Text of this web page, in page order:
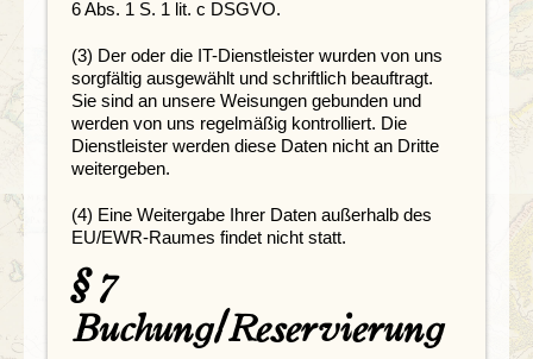
6 Abs. 1 S. 1 lit. c DSGVO.
(3) Der oder die IT-Dienstleister wurden von uns
sorgfältig ausgewählt und schriftlich beauftragt.
Sie sind an unsere Weisungen gebunden und
werden von uns regelmäßig kontrolliert. Die
Dienstleister werden diese Daten nicht an Dritte
weitergeben.
(4) Eine Weitergabe Ihrer Daten außerhalb des
EU/EWR-Raumes findet nicht statt.
§ 7
Buchung/Reservierung